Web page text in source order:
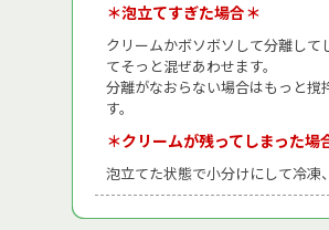
＊泡立てすぎた場合＊
クリームかボソボソして分離し
てそっと混ぜあわせます。
分離がなおらない場合はもっと
す。
＊クリームが残ってしまった場
泡立てた状態で小分けにして冷